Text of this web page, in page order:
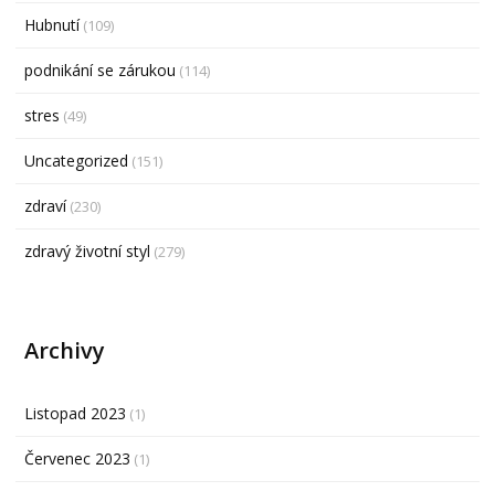
Hubnutí(109)
podnikání se zárukou (114)
stres (49)
Uncategorized (151)
zdraví(230)
zdravý životní styl (279)
Archivy
Listopad 2023 (1)
Červenec 2023 (1)